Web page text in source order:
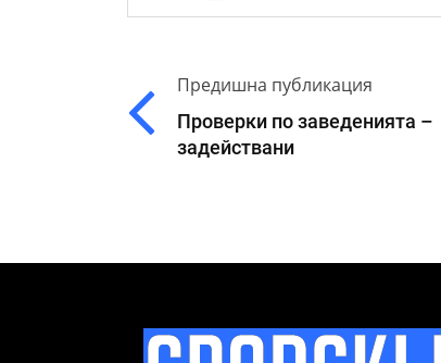
Предишна публикация
Проверки по заведенията –
задействани